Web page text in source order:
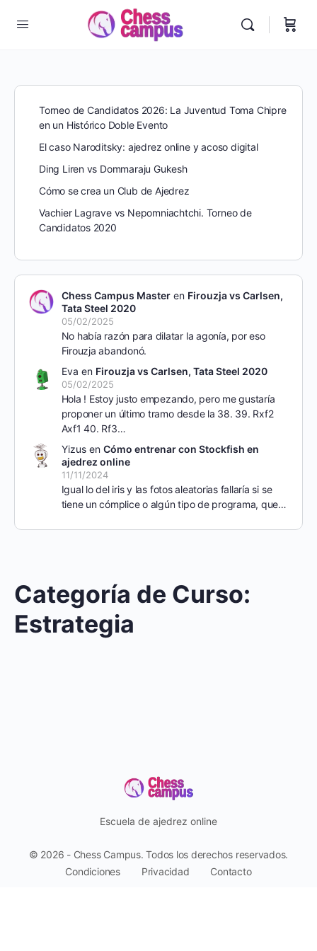
Categoría de Curso:
Estrategia
Torneo de Candidatos 2026: La Juventud Toma Chipre
en un Histórico Doble Evento
El caso Naroditsky: ajedrez online y acoso digital
Ding Liren vs Dommaraju Gukesh
Cómo se crea un Club de Ajedrez
Vachier Lagrave vs Nepomniachtchi. Torneo de
Candidatos 2020
Chess Campus Masteren Firouzja vs Carlsen,
Tata Steel 2020
05/02/2025
No había razón para dilatar la agonía, por eso
Firouzja abandonó.
Eva en Firouzja vs Carlsen, Tata Steel 2020
05/02/2025
Hola ! Estoy justo empezando, pero me gustaría
proponer un último tramo desde la 38. 39. Rxf2
Axf1 40. Rf3…
Yizusen Cómo entrenar con Stockfish en
ajedrez online
11/11/2024
Igual lo del iris y las fotos aleatorias fallaría si se
tiene un cómplice o algún tipo de programa, que…
Escuela de ajedrez online
© 2026 - Chess Campus. Todos los derechos reservados.
Condiciones
Privacidad Contacto